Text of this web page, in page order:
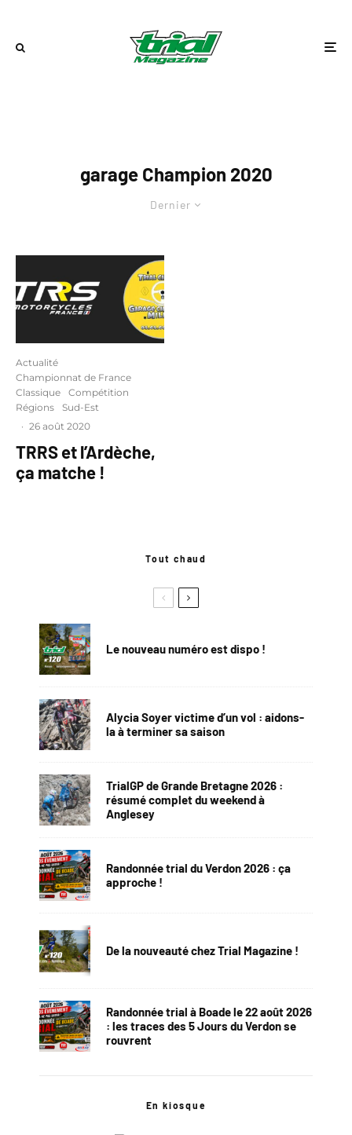
garage Champion 2020
Dernier
Actualité
Championnat de France
Classique
Compétition
Régions
Sud-Est
· 26 août 2020
TRRS et l’Ardèche,
ça matche !
Tout chaud
Le nouveau numéro est dispo !
Alycia Soyer victime d’un vol : aidons-
la à terminer sa saison
TrialGP de Grande Bretagne 2026 :
résumé complet du weekend à
Anglesey
Randonnée trial du Verdon 2026 : ça
approche !
De la nouveauté chez Trial Magazine !
Randonnée trial à Boade le 22 août 2026
: les traces des 5 Jours du Verdon se
rouvrent
En kiosque